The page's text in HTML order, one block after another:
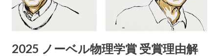
（090-4713-2580） 受付時間 ：8:00〜18:00 チラシの訴求点
「無料回収」「当日でもOK」「幅広い品目」「遺品整理、引越
作業可能などと記載 2. 危険性・リスク評価 1）「無料」表記の
2025 ノーベル物理学賞 受賞理由解